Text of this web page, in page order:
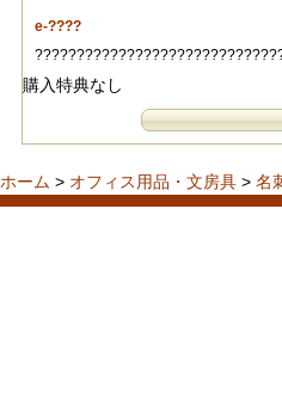
e-????
購入特典なし
ホーム > オフィス用品・文房具 > 名